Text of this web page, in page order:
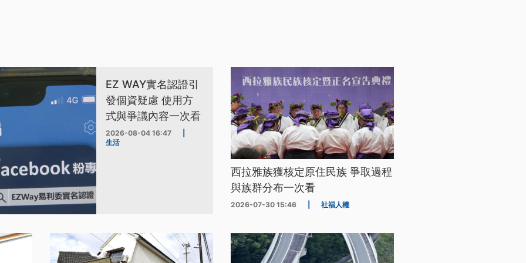
EZ WAY實名認證引
發個資疑慮 使用方
式與爭議內容一次看
2026-08-04 16:47
生活
西拉雅族獲核定原住民族 爭取過程
與族群分布一次看
2026-07-30 15:46 社福人權